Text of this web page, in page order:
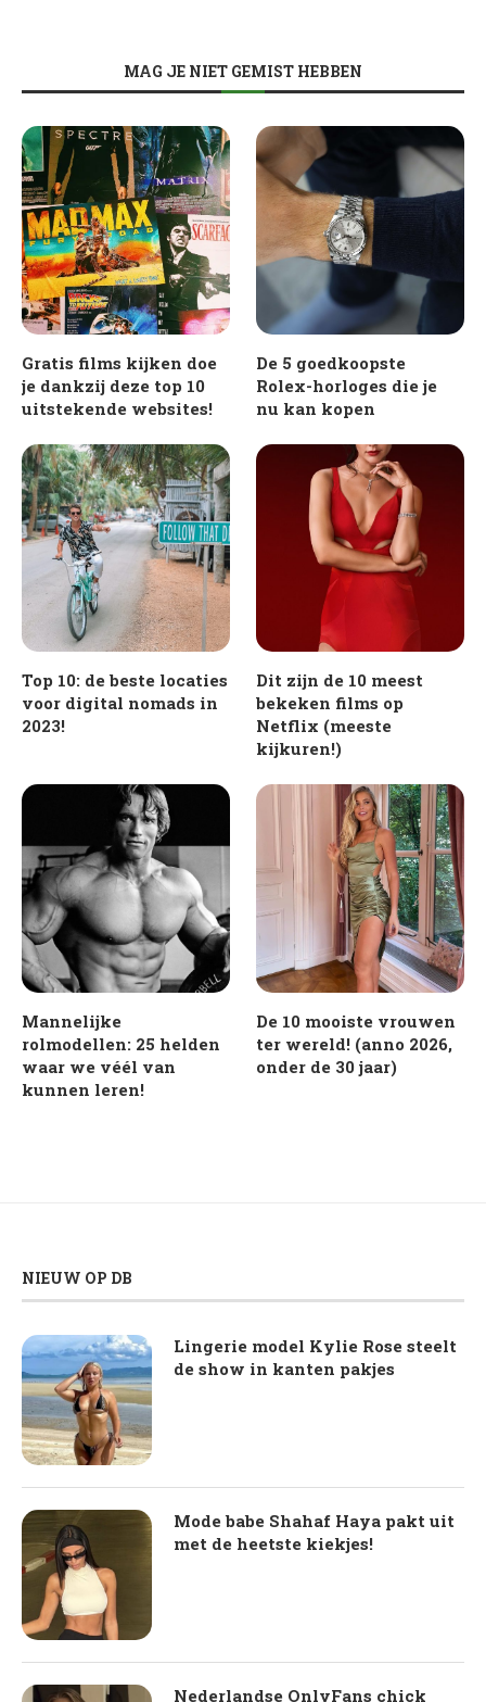
MAG JE NIET GEMIST HEBBEN
Gratis films kijken doe
je dankzij deze top 10
uitstekende websites!
De 5 goedkoopste
Rolex-horloges die je
nu kan kopen
Top 10: de beste locaties
voor digital nomads in
2023!
Dit zijn de 10 meest
bekeken films op
Netflix (meeste
kijkuren!)
Mannelijke
rolmodellen: 25 helden
waar we véél van
kunnen leren!
De 10 mooiste vrouwen
ter wereld! (anno 2026,
onder de 30 jaar)
NIEUW OP DB
Lingerie model Kylie Rose steelt
de show in kanten pakjes
Mode babe Shahaf Haya pakt uit
met de heetste kiekjes!
Nederlandse OnlyFans chick